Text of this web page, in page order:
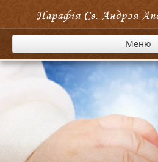
Парафія Cв. Андрэя
Меню